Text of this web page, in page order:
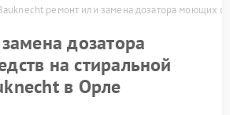
ремонт или замена дозатора моющих
дозатора
на стиральной
в Орле